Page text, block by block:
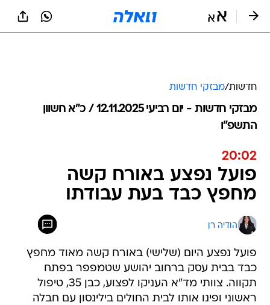
חדשות/מבזקי חדשות
מבזקי חדשות - יום רביעי 12.11.2025 / כ״א חשוון
התשפ"ו
20:02
פועל נפצע באורח קשה
מחפץ כבד בעת עבודתו
הודיה רן
פועל נפצע היום (שלישי) באורח קשה מאוד מחפץ
כבד בבית עסק ברחוב יהושע שטמפפר בפתח
תקווה. צוותי מד"א העניקו לפצוע, כבן 35, טיפול
ראשוני ופינו אותו לבית החולים בילינסון עם חבלה